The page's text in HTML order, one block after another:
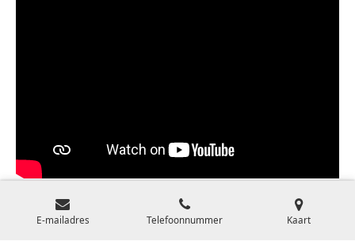
E-mailadres Telefoonnummer Kaart